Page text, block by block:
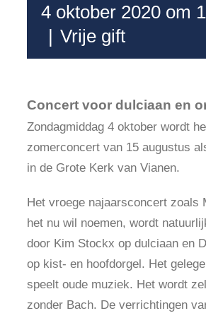
4 oktober 2020 om
| Vrije gift
Concert voor dulciaan en
Zondagmiddag 4 oktober wordt
zomerconcert van 15 augustus
in de Grote Kerk van Vianen.
Het vroege najaarsconcert zoals
het nu wil noemen, wordt
door Kim Stockx op dulciaan en
op kist- en hoofdorgel. Het
speelt oude muziek. Het wordt
zonder Bach. De verrichtingen